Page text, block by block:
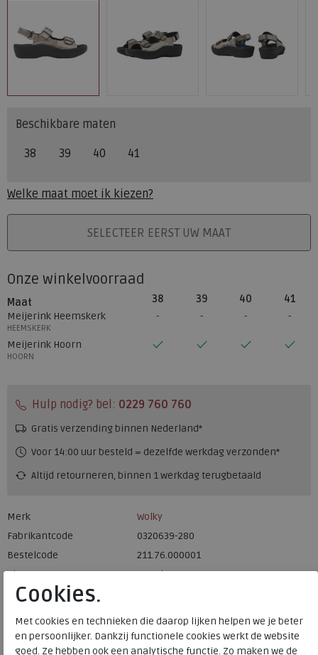
Beschikbare maten
38 39 40 41
Welke maat moet ik kiezen?
PLAATS IN WINKELMANDSELECTEER EERST UW MAAT
Onze winkelvoorraad
Maat 38 39 40
41
Meijerink Heemskerk
HEEMSKERK
Meijerink Hoorn
HOORN
Hulp nodig? bel: 0229 760 760
Gratis verzending binnen Nederland*
Voor 14:00 uur besteld = dezelfde werkdag verzonden*
Altijd retourneren, binnen 1 werkdag terugbetaald
Merk
Wolky
Fabrikantcode
0320639-280
Bestelcode
211.76.000001
Kleur
Metal
Uitneembaar voetbed
ja
Cookies.
Met cookies en technieken die daarop lijken helpen we je beter
en persoonlijker. Dankzij functionele cookies werkt de website
goed. Ze hebben ook een analytische functie. Zo maken we de